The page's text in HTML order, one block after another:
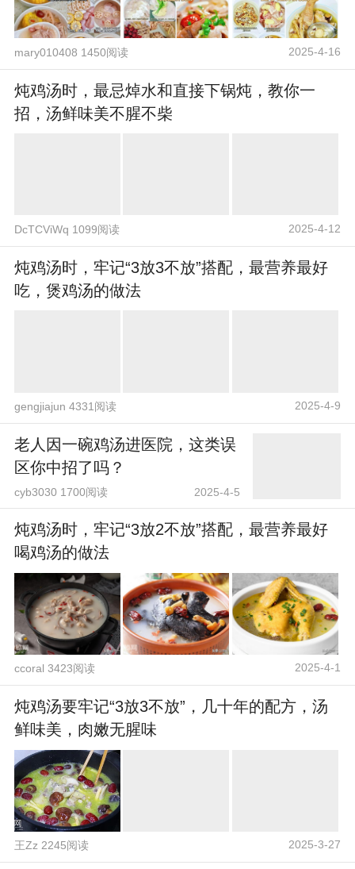
mary010408 1450阅读 2025-4-16
炖鸡汤时，最忌焯水和直接下锅炖，教你一
招，汤鲜味美不腥不柴
DcTCViWq 1099阅读 2025-4-12
炖鸡汤时，牢记“3放3不放”搭配，最营养最好
吃，煲鸡汤的做法
gengjiajun 4331阅读 2025-4-9
老人因一碗鸡汤进医院，这类误
区你中招了吗？
cyb3030 1700阅读 2025-4-5
炖鸡汤时，牢记“3放2不放”搭配，最营养最好
喝鸡汤的做法
ccoral 3423阅读 2025-4-1
炖鸡汤要牢记“3放3不放”，几十年的配方，汤
鲜味美，肉嫩无腥味
王Zz 2245阅读 2025-3-27